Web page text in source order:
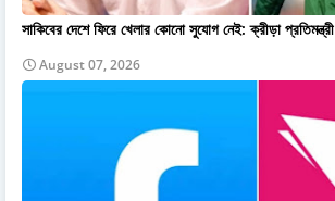
সাকিবের দেশে ফিরে খেলার কোনো সুযোগ নেই: ক্রীড়া প্রতিমন্ত্রী
August 07, 2026